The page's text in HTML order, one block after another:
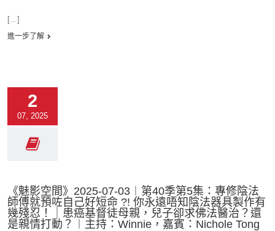
[...]
進一步了解
2
07, 2025
《魅影空間》2025-07-03︱第40季第5集：專修陰法
師傅就預咗自己好短命 ?! 你永遠唔知陰法器具製作有
幾殘忍！｜患癌基督徒母親，兒子卻求佛法醫治？還
是親情打動？︱主持：Winnie，嘉賓：Nichole Tong